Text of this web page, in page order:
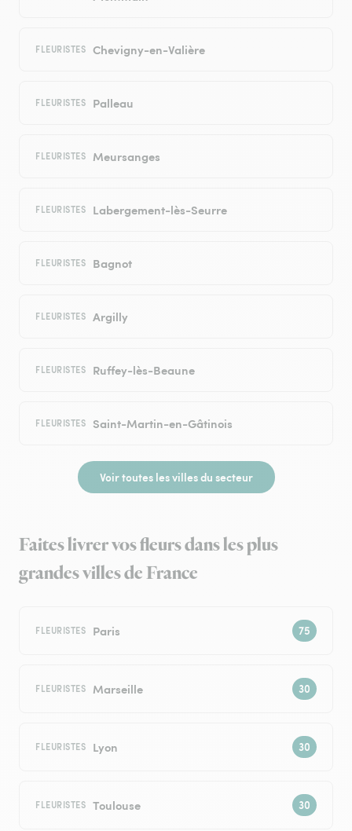
FLEURISTES Chevigny-en-Valière
FLEURISTES Palleau
FLEURISTES Meursanges
FLEURISTES Labergement-lès-Seurre
FLEURISTES Bagnot
FLEURISTES Argilly
FLEURISTES Ruffey-lès-Beaune
FLEURISTES Saint-Martin-en-Gâtinois
Voir toutes les villes du secteur
Faites livrer vos fleurs dans les plus
grandes villes de France
FLEURISTES Paris
FLEURISTES Marseille
FLEURISTES Lyon
FLEURISTES Toulouse